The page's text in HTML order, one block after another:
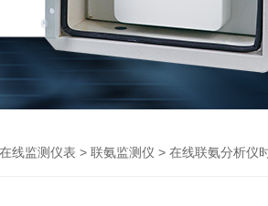
线监测仪表 > 联氨监测仪 > 在线联氨分析仪